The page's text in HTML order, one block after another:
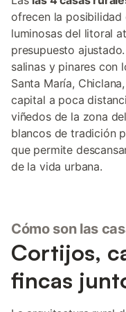
ofrecen la posibilidad
luminosas del litoral
presupuesto
salinas y pinares con
Santa María,
capital a poca
viñedos de la zona
blancos de tradición
que permite
de la vida urbana.
Cómo son las
Cortijos,
fincas